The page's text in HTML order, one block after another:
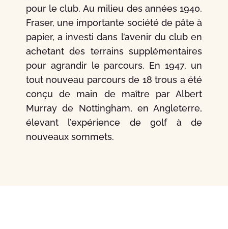
pour le club. Au milieu des années 1940,
Fraser, une importante société de pâte à
papier, a investi dans l’avenir du club en
achetant des terrains supplémentaires
pour agrandir le parcours. En 1947, un
tout nouveau parcours de 18 trous a été
conçu de main de maître par Albert
Murray de Nottingham, en Angleterre,
élevant l’expérience de golf à de
nouveaux sommets.